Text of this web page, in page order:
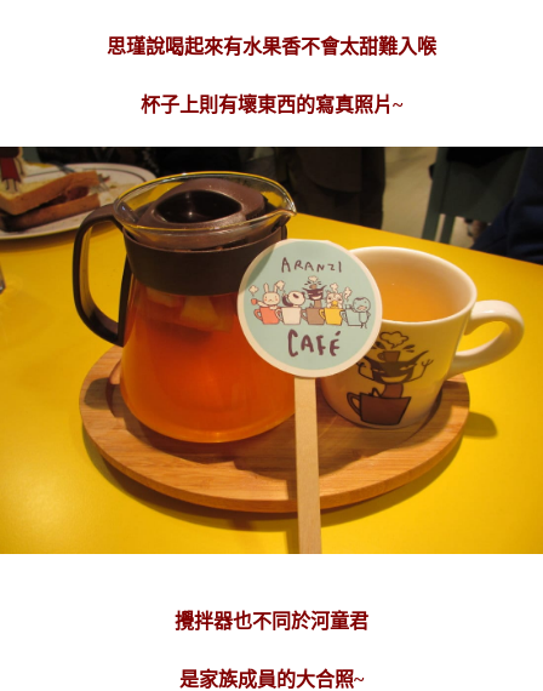
思瑾說喝起來有水果香不會太甜難入喉
杯子上則有壞東西的寫真照片~
攪拌器也不同於河童君
是家族成員的大合照~